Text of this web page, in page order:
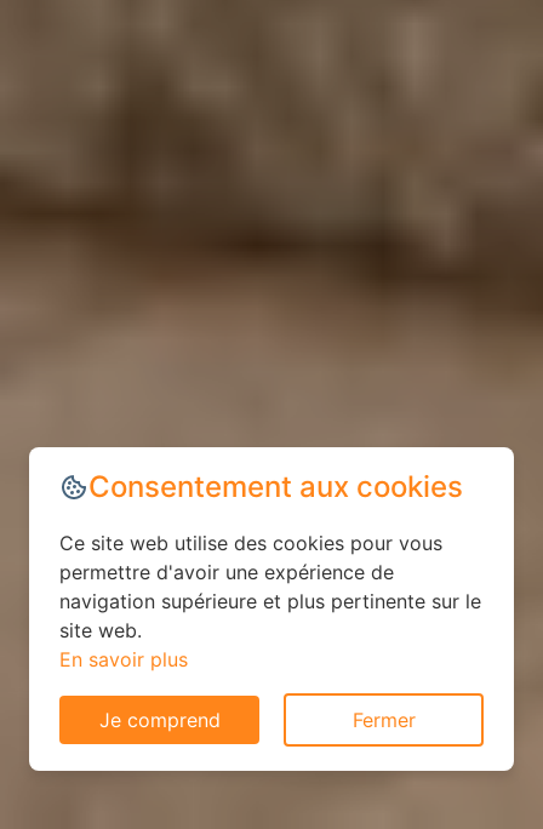
Consentement aux cookies
Ce site web utilise des cookies pour vous
permettre d'avoir une expérience de
navigation supérieure et plus pertinente sur le
site web.
En savoir plus
Je comprend Fermer